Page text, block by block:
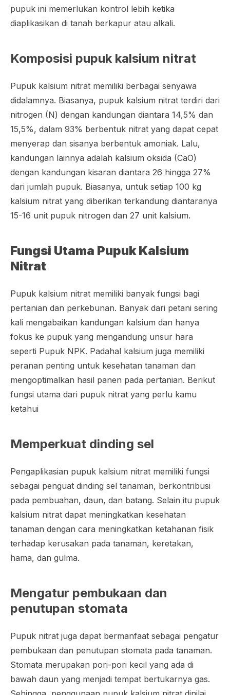
pupuk ini memerlukan kontrol lebih ketika
diaplikasikan di tanah berkapur atau alkali.
Komposisi pupuk kalsium nitrat
Pupuk kalsium nitrat memiliki berbagai senyawa
didalamnya. Biasanya, pupuk kalsium nitrat terdiri dari
nitrogen (N) dengan kandungan diantara 14,5% dan
15,5%, dalam 93% berbentuk nitrat yang dapat cepat
menyerap dan sisanya berbentuk amoniak. Lalu,
kandungan lainnya adalah kalsium oksida (CaO)
dengan kandungan kisaran diantara 26 hingga 27%
dari jumlah pupuk. Biasanya, untuk setiap 100 kg
kalsium nitrat yang diberikan terkandung diantaranya
15-16 unit pupuk nitrogen dan 27 unit kalsium.
Fungsi Utama Pupuk Kalsium
Nitrat
Pupuk kalsium nitrat memiliki banyak fungsi bagi
pertanian dan perkebunan. Banyak dari petani sering
kali mengabaikan kandungan kalsium dan hanya
fokus ke pupuk yang mengandung unsur hara
seperti Pupuk NPK. Padahal kalsium juga memiliki
peranan penting untuk kesehatan tanaman dan
mengoptimalkan hasil panen pada pertanian. Berikut
fungsi utama dari pupuk nitrat yang perlu kamu
ketahui
Memperkuat dinding sel
Pengaplikasian pupuk kalsium nitrat memiliki fungsi
sebagai penguat dinding sel tanaman, berkontribusi
pada pembuahan, daun, dan batang. Selain itu pupuk
kalsium nitrat dapat meningkatkan kesehatan
tanaman dengan cara meningkatkan ketahanan fisik
terhadap kerusakan pada tanaman, keretakan,
hama, dan gulma.
Mengatur pembukaan dan
penutupan stomata
Pupuk nitrat juga dapat bermanfaat sebagai pengatur
pembukaan dan penutupan stomata pada tanaman.
Stomata merupakan pori-pori kecil yang ada di
bawah daun yang menjadi tempat bertukarnya gas.